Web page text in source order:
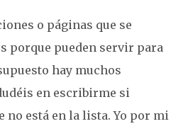
o páginas que se
porque pueden servir para
hay muchos
en escribirme si
no está en la lista. Yo por mi